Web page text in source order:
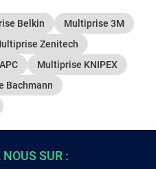
Belkin
Multiprise 3M
Zenitech
Multiprise KNIPEX
Bachmann
SUR :